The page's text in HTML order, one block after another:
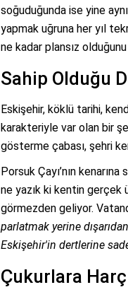
soğuduğunda ise yine
yapmak uğruna her yıl
ne kadar plansız
Sahip Olduğu
Eskişehir, köklü tarihi,
karakteriyle var olan bir
gösterme çabası, şehri
Porsuk Çayı’nın
ne yazık ki kentin gerçek
görmezden geliyor.
parlatmak yerine
Eskişehir'in dertlerine
Çukurlara Harç